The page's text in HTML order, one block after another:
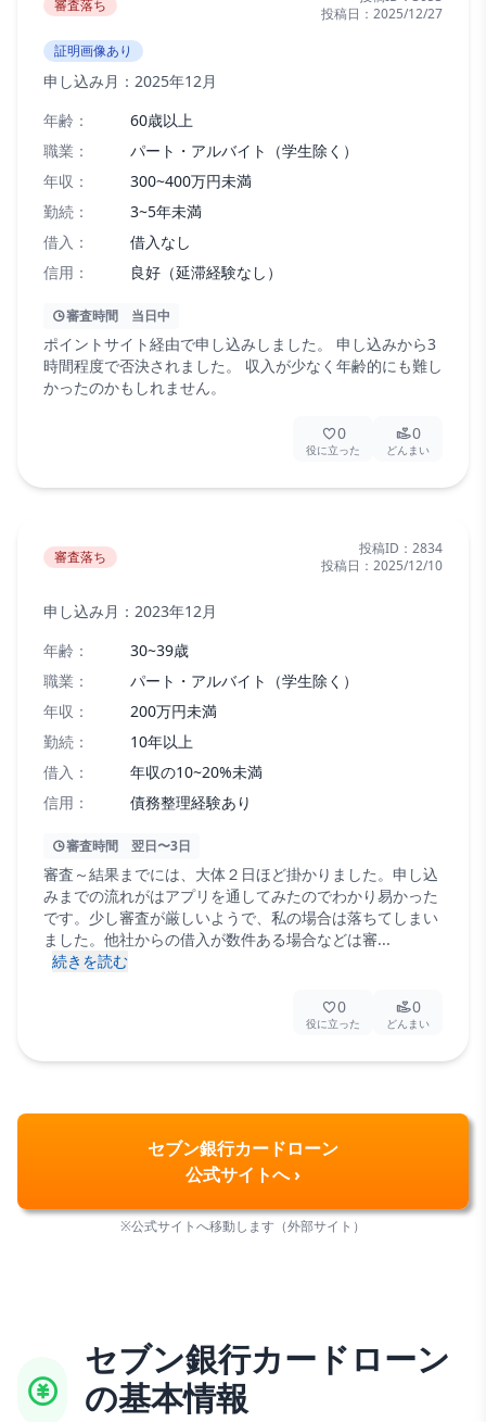
審査落ち
投稿日： 2025/12/27
証明画像あり
申し込み月： 2025年12月
年齢：
60歳以上
職業：
パート・アルバイト（学生除く）
年収：
300~400万円未満
勤続：
3~5年未満
借入：
借入なし
信用：
良好（延滞経験なし）
審査時間 当日中
ポイントサイト経由で申し込みしました。 申し込みから3
時間程度で否決されました。 収入が少なく年齢的にも難し
かったのかもしれません。
0
役に立った
0
どんまい
審査落ち 投稿ID： 2834
投稿日： 2025/12/10
申し込み月： 2023年12月
年齢：
30~39歳
職業：
パート・アルバイト（学生除く）
年収：
200万円未満
勤続：
10年以上
借入：
年収の10~20%未満
信用：
債務整理経験あり
審査時間 翌日〜3日
審査～結果までには、大体２日ほど掛かりました。申し込
みまでの流れがはアプリを通してみたのでわかり易かった
です。少し審査が厳しいようで、私の場合は落ちてしまい
ました。他社からの借入が数件ある場合などは審...
続きを読む
0
役に立った
0
どんまい
セブン銀行カードローン
公式サイトへ ›
※公式サイトへ移動します（外部サイト）
セブン銀行カードローン
の基本情報